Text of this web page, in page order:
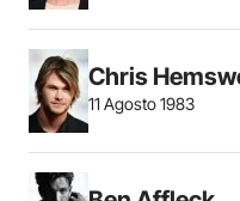
Chris
11 Agosto 1983